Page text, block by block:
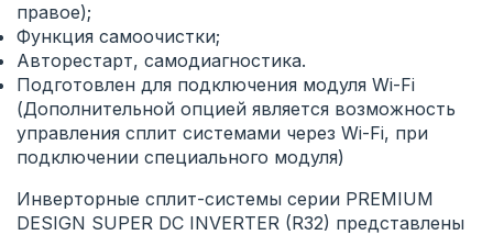
правое);
Функция самоочистки;
Авторестарт, самодиагностика.
Подготовлен для подключения модуля Wi-Fi
(Дополнительной опцией является возможность
управления сплит системами через Wi-Fi, при
подключении специального модуля)
Инверторные сплит-системы серии PREMIUM
DESIGN SUPER DC INVERTER (R32) представлены